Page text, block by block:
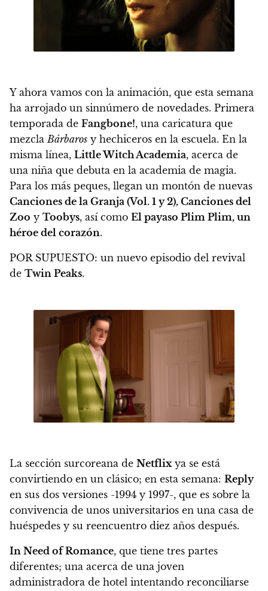
Y ahora vamos con la animación, que esta semana
ha arrojado un sinnúmero de novedades. Primera
temporada de Fangbone!, una caricatura que
mezclaBárbaros y hechiceros en la escuela. En la
misma línea, Little Witch Academia, acerca de
una niña que debuta en la academia de magia.
Para los más peques, llegan un montón de nuevas
Canciones de la Granja (Vol. 1 y 2), Canciones del
Zoo y Toobys, así como El payaso Plim Plim, un
héroe del corazón.
POR SUPUESTO: un nuevo episodio del revival
de Twin Peaks.
La sección surcoreana de Netflixya se está
convirtiendo en un clásico; en esta semana: Reply
en sus dos versiones -1994 y 1997-, que es sobre la
convivencia de unos universitarios en una casa de
huéspedes y su reencuentro diez años después.
In Need of Romance, que tiene tres partes
diferentes; una acerca de una joven
administradora de hotel intentando reconciliarse